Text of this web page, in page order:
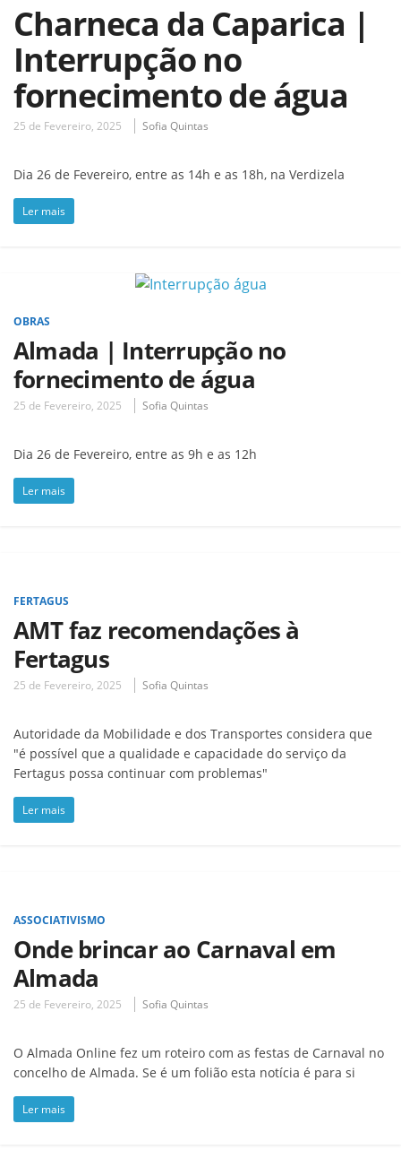
Charneca da Caparica |
Interrupção no
fornecimento de água
25 de Fevereiro, 2025 Sofia Quintas
Dia 26 de Fevereiro, entre as 14h e as 18h, na Verdizela
Ler mais
OBRAS
Almada | Interrupção no
fornecimento de água
25 de Fevereiro, 2025 Sofia Quintas
Dia 26 de Fevereiro, entre as 9h e as 12h
Ler mais
FERTAGUS
AMT faz recomendações à
Fertagus
25 de Fevereiro, 2025 Sofia Quintas
Autoridade da Mobilidade e dos Transportes considera que
"é possível que a qualidade e capacidade do serviço da
Fertagus possa continuar com problemas"
Ler mais
ASSOCIATIVISMO
Onde brincar ao Carnaval em
Almada
25 de Fevereiro, 2025 Sofia Quintas
O Almada Online fez um roteiro com as festas de Carnaval no
concelho de Almada. Se é um folião esta notícia é para si
Ler mais